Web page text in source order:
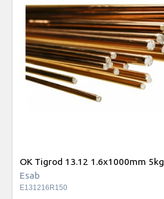
OK Tigrod 13.12 1.6x1000mm 5kg
Esab
E131216R150